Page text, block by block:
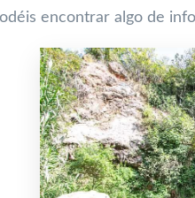
encontrar algo de